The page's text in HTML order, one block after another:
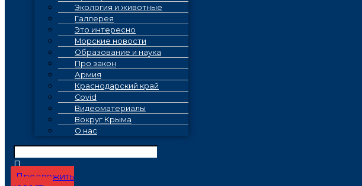
Экология и животные
Галлерея
Это интересно
Морские новости
Образование и наука
Про закон
Армия
Краснодарский край
Covid
Видеоматериалы
Вокруг Крыма
О нас
Предложить